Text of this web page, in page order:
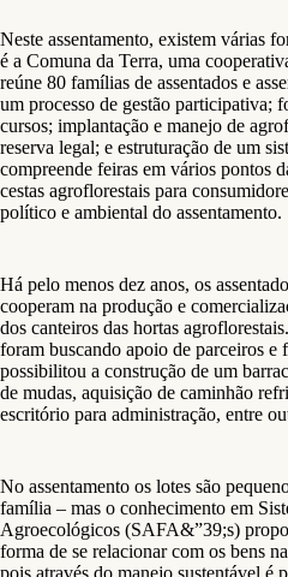
Neste assentamento, existem várias
é a Comuna da Terra, uma
reúne 80 famílias de assentados e
um processo de gestão participativa;
cursos; implantação e manejo de
reserva legal; e estruturação de um
compreende feiras em vários pontos
cestas agroflorestais para
político e ambiental do assentamento.
Há pelo menos dez anos, os
cooperam na produção e
dos canteiros das hortas
foram buscando apoio de parceiros e
possibilitou a construção de um
de mudas, aquisição de caminhão
escritório para administração, entre
No assentamento os lotes são
família – mas o conhecimento em
Agroecológicos (SAFA&”39;s)
forma de se relacionar com os bens
pois através do manejo sustentável é